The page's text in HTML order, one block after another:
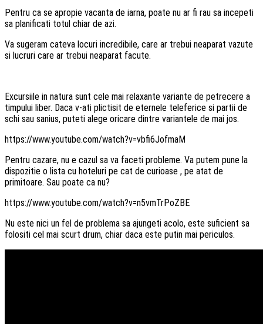
Pentru ca se apropie vacanta de iarna, poate nu ar fi rau sa incepeti
sa planificati totul chiar de azi.
Va sugeram cateva locuri incredibile, care ar trebui neaparat vazute
si lucruri care ar trebui neaparat facute.
Excursiile in natura sunt cele mai relaxante variante de petrecere a
timpului liber. Daca v-ati plictisit de eternele teleferice si partii de
schi sau sanius, puteti alege oricare dintre variantele de mai jos.
https://www.youtube.com/watch?v=vbfi6JofmaM
Pentru cazare, nu e cazul sa va faceti probleme. Va putem pune la
dispozitie o lista cu hoteluri pe cat de curioase , pe atat de
primitoare. Sau poate ca nu?
https://www.youtube.com/watch?v=n5vmTrPoZBE
Nu este nici un fel de problema sa ajungeti acolo, este suficient sa
folositi cel mai scurt drum, chiar daca este putin mai periculos.